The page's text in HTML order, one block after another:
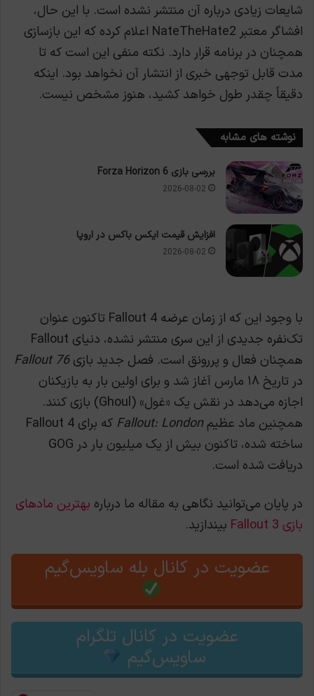
شایعات زیادی درباره آن منتشر نشده است. با این حال،
افشاگر معتبر NateTheHate2 اعلام کرده که این بازسازی
همچنان در برنامه قرار دارد. نکته منفی این است که تا
مدت قابل توجهی خبری از انتشار آن نخواهد بود. اینکه
دقیقاً چقدر طول خواهد کشید، هنوز مشخص نیست.
نوشته های مشابه
بررسی بازی Forza Horizon 6
2026-08-02
افزایش قیمت ایکس باکس در اروپا
2026-08-02
با وجود این که از زمان عرضه Fallout 4 تاکنون عنوان
تک‌نفره جدیدی از این سری منتشر نشده، دنیای Fallout
همچنان فعال و پررونق است. فصل جدید بازیFallout 76
در تاریخ ۱۸ مارس آغاز شد و برای اولین بار به بازیکنان
اجازه می‌دهد در نقش یک «غول» (Ghoul) بازی کنند.
همچنین ماد عظیمFallout: London
که برای Fallout 4
ساخته شده، تاکنون بیش از یک میلیون بار در GOG
دریافت شده است.
در پایان می‌توانید نگاهی به مقاله ما درباره بهترین مادهای
بازی Fallout 3
بیندازید.
عضویت در کانال بله ساویس‌گیم
عضویت در کانال تلگرام
ساویس‌گیم